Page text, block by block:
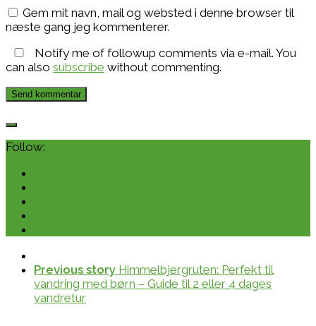
Gem mit navn, mail og websted i denne browser til
næste gang jeg kommenterer.
Notify me of followup comments via e-mail. You
can also subscribe without commenting.
Follow:
Previous story Himmelbjergruten: Perfekt til
vandring med børn – Guide til 2 eller 4 dages
vandretur